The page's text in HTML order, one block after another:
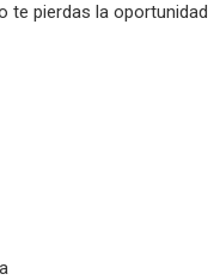
te pierdas la oportunidad